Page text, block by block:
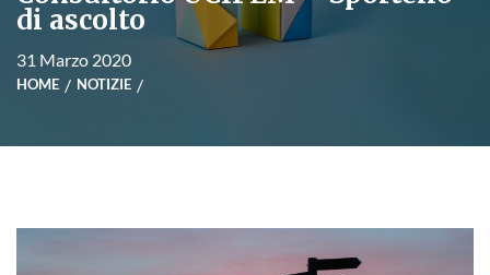
di ascolto
31 Marzo 2020
HOME NOTIZIE